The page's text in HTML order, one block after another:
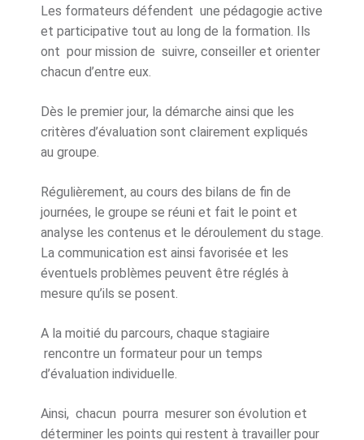
Les formateurs défendent une pédagogie active
et participative tout au long de la formation. Ils
ont pour mission de suivre, conseiller et orienter
chacun d’entre eux.
Dès le premier jour, la démarche ainsi que les
critères d’évaluation sont clairement expliqués
au groupe.
Régulièrement, au cours des bilans de fin de
journées, le groupe se réuni et fait le point et
analyse les contenus et le déroulement du stage.
La communication est ainsi favorisée et les
éventuels problèmes peuvent être réglés à
mesure qu’ils se posent.
A la moitié du parcours, chaque stagiaire
rencontre un formateur pour un temps
d’évaluation individuelle.
Ainsi, chacun pourra mesurer son évolution et
déterminer les points qui restent à travailler pour